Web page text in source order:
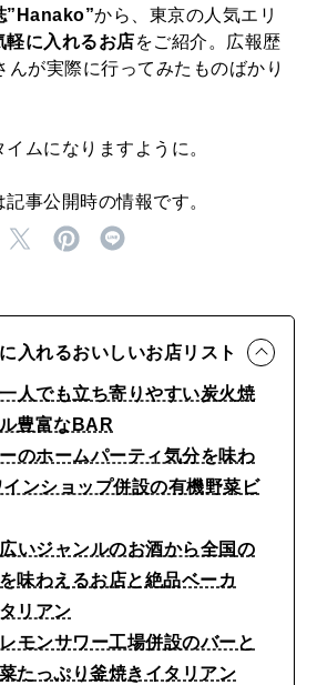
”Hanako”から、東京の人気エリ
軽に入れるお店をご紹介。広報歴
んが実際に行ってみたものばかり
ムになりますように。
事公開時の情報です。
入れるおいしいお店リスト
一人でも立ち寄りやすい炭火焼
豊富なBAR
ーのホームパーティ気分を味わ
ンショップ併設の有機野菜ビ
広いジャンルのお酒から全国の
味わえるお店と絶品ベーカ
リアン
モンサワー工場併設のバーと
たっぷり釜焼きイタリアン